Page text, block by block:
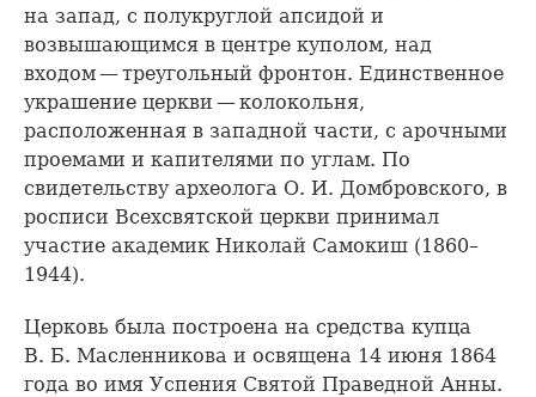
на запад, с полукруглой апсидой и
возвышающимся в центре куполом, над
входом — треугольный фронтон. Единственное
украшение церкви — колокольня,
расположенная в западной части, с арочными
проемами и капителями по углам. По
свидетельству археолога О. И. Домбровского, в
росписи Всехсвятской церкви принимал
участие академик Николай Самокиш (1860–
1944).
Церковь была построена на средства купца
В. Б. Масленникова и освящена 14 июня 1864
года во имя Успения Святой Праведной Анны.